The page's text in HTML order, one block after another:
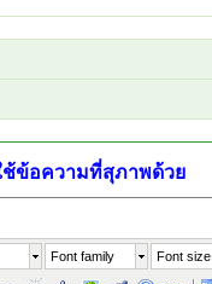
ข้อความที่สุภาพด้วย
Font family Font size